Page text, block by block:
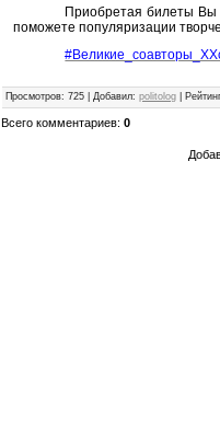
Приобретая билеты Вы
поможете популяризации
Просмотров: 725 Добавил: politolog
Всего комментариев:0